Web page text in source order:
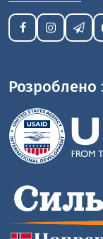
Розроблено